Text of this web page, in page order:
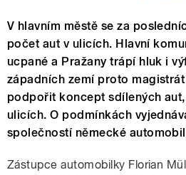
V hlavním městě se za
počet aut v ulicích. Hlavní
ucpané a Pražany trápí hluk i
západních zemí proto
podpořit koncept sdílených
ulicích. O podmínkách
společností německé
Zástupce automobilky Florian